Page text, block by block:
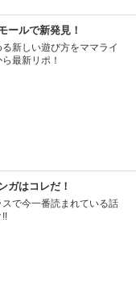
ールで新発見！
新しい遊び方をママライ
最新リポ！
ガはコレだ！
で今一番読まれている話
!!